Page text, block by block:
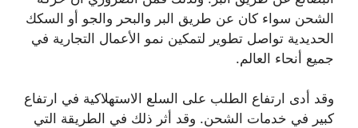
الشحن سواء كان عن طريق البر والبحر والجو أو السكك
الحديدية تواصل تطوير لتمكين نمو الأعمال التجارية في
جميع أنحاء العالم.
وقد أدى ارتفاع الطلب على السلع الاستهلاكية في ارتفاع
كبير في خدمات الشحن. وقد أثر ذلك في الطريقة التي